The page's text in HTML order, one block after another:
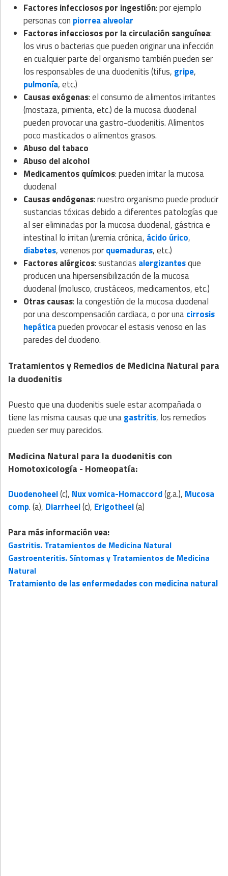
Factores infecciosos por ingestión: por ejemplo
personas con piorrea alveolar
Factores infecciosos por la circulación sanguínea:
los virus o bacterias que pueden originar una infección
en cualquier parte del organismo también pueden ser
los responsables de una duodenitis (tifus, gripe,
pulmonía, etc.)
Causas exógenas: el consumo de alimentos irritantes
(mostaza, pimienta, etc.) de la mucosa duodenal
pueden provocar una gastro-duodenitis. Alimentos
poco masticados o alimentos grasos.
Abuso del tabaco
Abuso del alcohol
Medicamentos químicos: pueden irritar la mucosa
duodenal
Causas endógenas: nuestro organismo puede producir
sustancias tóxicas debido a diferentes patologías que
al ser eliminadas por la mucosa duodenal, gástrica e
intestinal lo irritan (uremia crónica, ácido úrico,
diabetes, venenos porquemaduras, etc.)
Factores alérgicos: sustancias alergizantesque
producen una hipersensibilización de la mucosa
duodenal (molusco, crustáceos, medicamentos, etc.)
Otras causas: la congestión de la mucosa duodenal
por una descompensación cardiaca, o por unacirrosis
hepáticapueden provocar el estasis venoso en las
paredes del duodeno.
Tratamientos y Remedios de Medicina Natural para
la duodenitis
Puesto que una duodenitis suele estar acompañada o
tiene las misma causas que unagastritis, los remedios
pueden ser muy parecidos.
Medicina Natural para la duodenitis con
Homotoxicología - Homeopatía:
Duodenoheel(c), Nux vomica-Homaccord(g.a.), Mucosa
comp. (a), Diarrheel(c), Erigotheel(a)
Para más información vea:
Gastritis. Tratamientos de Medicina Natural
Gastroenteritis. Síntomas y Tratamientos de Medicina
Natural
Tratamiento de las enfermedades con medicina natural